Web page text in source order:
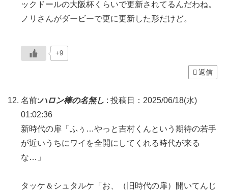
ックドールの大阪杯くらいで更新されてるんだわね。
ノリさんがダービーで更に更新した形だけど。
+9
返信
名前:ハロン棒の名無し : 投稿日：2025/06/18(水)
01:02:36
新時代の扉「ふぅ…やっと吉村くんという期待の若手
が近いうちにワイを全開にしてくれる時代が来る
な…」
タッケ＆シュタルケ「お、（旧時代の扉）開いてんじ